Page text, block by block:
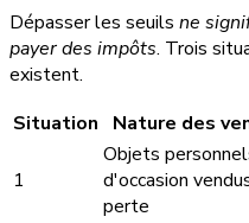
Dépasser les seuils ne
payer des impôts. Trois
existent.
Situation
Nature des
1
Objets
d'occasion
perte